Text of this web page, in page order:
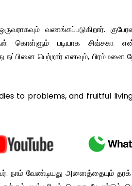
வணங்கப்படுகிறார்.
கொள்ளும் படியாக சிவ்சகா
பெற்றார் எனவும், பிரம்மனை
to problems, and fruitful
நாம் வேண்டியது அனைத்தையும் தரக்